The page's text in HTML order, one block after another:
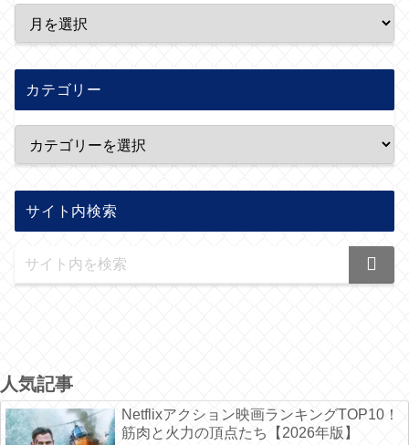
カテゴリー
サイト内検索
人気記事
Netflixアクション映画ランキングTOP10！
筋肉と火力の頂点たち【2026年版】